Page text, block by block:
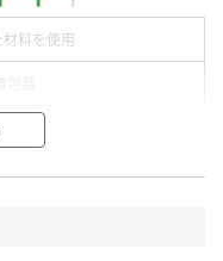
料を使用
すい設計